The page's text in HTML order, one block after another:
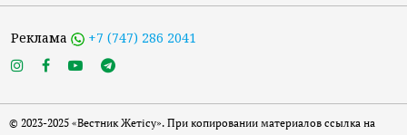
Реклама +7 (747) 286 2041
© 2023-2025 «Вестник Жетісу». При копировании материалов ссылка на